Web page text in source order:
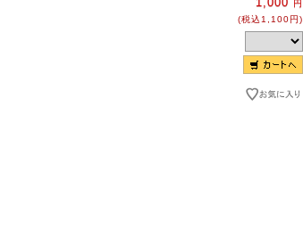
円
(税込1,100円)